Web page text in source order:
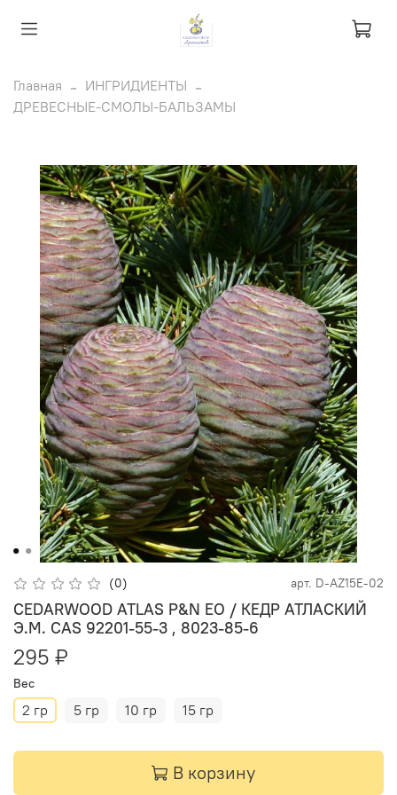
Главная
ИНГРИДИЕНТЫ
ДРЕВЕСНЫЕ-СМОЛЫ-БАЛЬЗАМЫ
(0) арт. D-AZ15E-02
CEDARWOOD ATLAS P&N EO / КЕДР АТЛАСКИЙ
Э.М. CAS 92201-55-3 , 8023-85-6
295 ₽
Вес
2 гр 5 гр 10 гр 15 гр
В корзину